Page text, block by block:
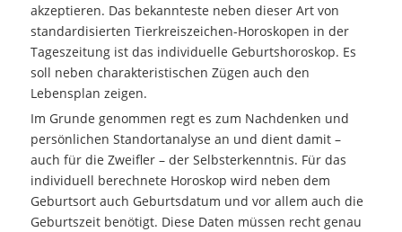
akzeptieren. Das bekannteste neben dieser Art von
standardisierten Tierkreiszeichen-Horoskopen in der
Tageszeitung ist das individuelle Geburtshoroskop. Es
soll neben charakteristischen Zügen auch den
Lebensplan zeigen.
Im Grunde genommen regt es zum Nachdenken und
persönlichen Standortanalyse an und dient damit –
auch für die Zweifler – der Selbsterkenntnis. Für das
individuell berechnete Horoskop wird neben dem
Geburtsort auch Geburtsdatum und vor allem auch die
Geburtszeit benötigt. Diese Daten müssen recht genau